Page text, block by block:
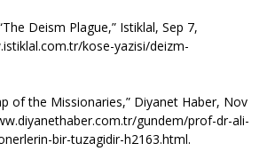
Deism Plague,” Istiklal, Sep 7,
kose-yazisi/deizm-
of the Missionaries,” Diyanet Haber, Nov
gundem/prof-dr-ali-
bir-tuzagidir-h2163.html.